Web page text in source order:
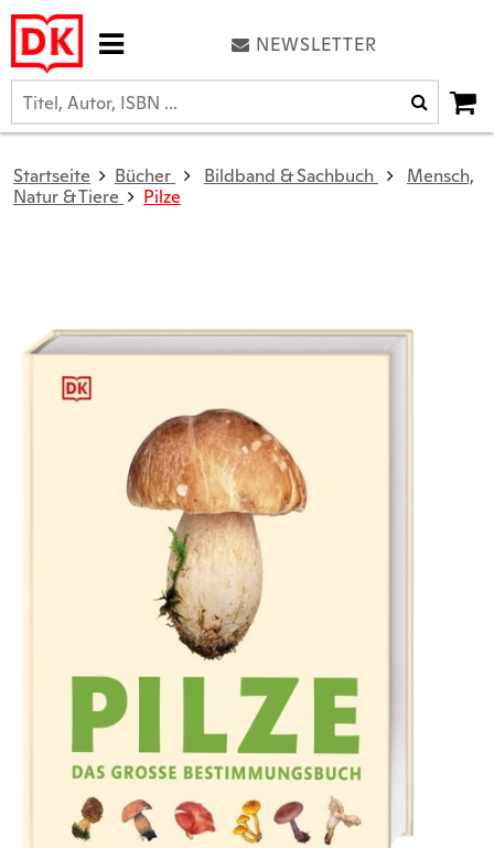
NEWSLETTER
Startseite Bücher Bildband & Sachbuch
Mensch,
Natur & Tiere
Pilze